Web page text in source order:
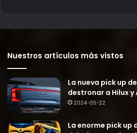
Nuestros artículos más vistos
La nueva pick up
destronar a Hilux y
2024-05-22
La enorme pick up